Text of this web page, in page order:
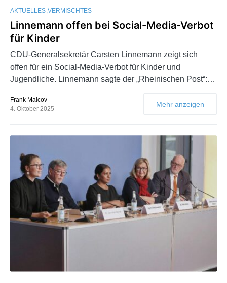
AKTUELLES VERMISCHTES
Linnemann offen bei Social-Media-Verbot
für Kinder
CDU-Generalsekretär Carsten Linnemann zeigt sich
offen für ein Social-Media-Verbot für Kinder und
Jugendliche. Linnemann sagte der „Rheinischen Post“:…
Frank Malcov
4. Oktober 2025
Mehr anzeigen